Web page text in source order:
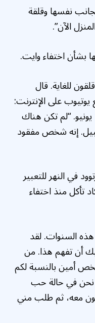
نفسها وقلقة
الآن”.
بشأن اختفاء وايت.
للغاية. قال
يوتيوب على الإنترنت:
قناة يوم الثلاثاء 11 يونيو. “لم تكن هناك
إنه شخص مفقود
في النهر للتعبير
تأكل منذ اختفاء
السنوات. لقد
أن تفهم هذا. من
أمين بالنسبة لكم
نحن في حالة حب
معه، ثم طلب مني